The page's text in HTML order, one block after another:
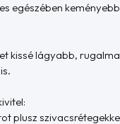
egészében
kissé lágyabb,
plusz